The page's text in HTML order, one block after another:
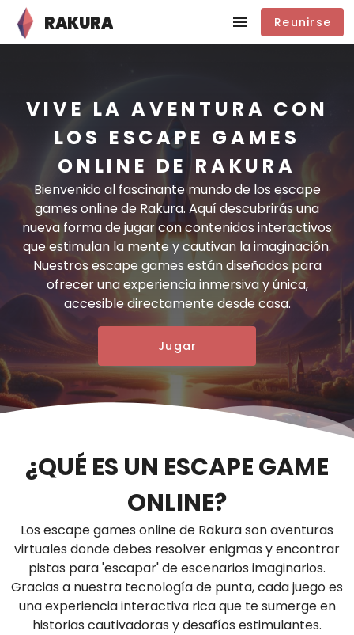
RAKURA Reunirse
VIVE LA AVENTURA CON
LOS ESCAPE GAMES
ONLINE DE RAKURA
Bienvenido al fascinante mundo de los escape
games online de Rakura. Aquí descubrirás una
nueva forma de jugar con contenidos interactivos
que estimulan la mente y cautivan la imaginación.
Nuestros escape games están diseñados para
ofrecer una experiencia inmersiva y única,
accesible directamente desde casa.
Jugar
¿QUÉ ES UN ESCAPE GAME
ONLINE?
Los escape games online de Rakura son aventuras
virtuales donde debes resolver enigmas y encontrar
pistas para 'escapar' de escenarios imaginarios.
Gracias a nuestra tecnología de punta, cada juego es
una experiencia interactiva rica que te sumerge en
historias cautivadoras y desafíos estimulantes.